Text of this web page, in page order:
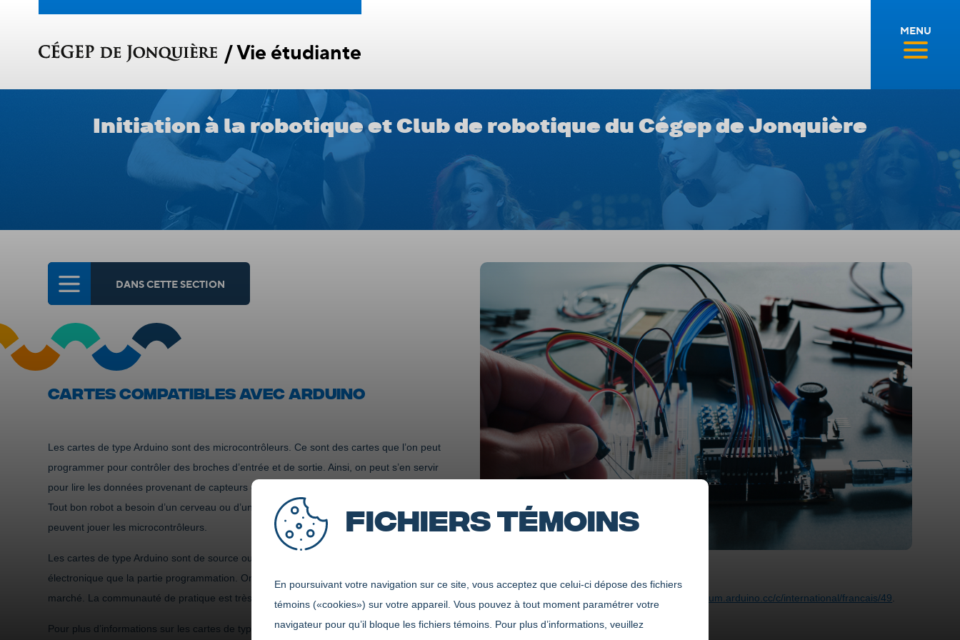
MENU
Initiation à la robotique et Club de robotique du Cégep de Jonquière
DANS CETTE SECTION
CARTES COMPATIBLES AVEC ARDUINO
Les cartes de type Arduino sont des microcontrôleurs. Ce sont des cartes que l’on peut
programmer pour contrôler des broches d’entrée et de sortie. Ainsi, on peut s’en servir
pour lire les données provenant de capteurs et/ou contrôler des moteurs, par exemple.
Tout bon robot a besoin d’un cerveau ou d’un centre de contrôle et c’est ce rôle que
peuvent jouer les microcontrôleurs.
Les cartes de type Arduino sont de source ouverte (
électronique que la partie programmation. On trouve donc de nombreux clones sur le
marché. La communauté de pratique est très grande et active. Par exemple, on trouve de nombreuses informations et projets sur le site
https://forum.arduino.cc/c/international/francais/49
Pour plus d’informations sur les cartes de type Arduino, consultez le site :https://www.arduino.cc/reference/fr/.
Fichiers témoins
En poursuivant votre navigation sur ce site, vous acceptez que celui-ci dépose des fichiers
témoins («cookies») sur votre appareil. Vous pouvez à tout moment paramétrer votre
navigateur pour qu’il bloque les fichiers témoins. Pour plus d’informations, veuillez